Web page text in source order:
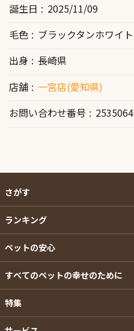
誕生日
2025/11/09
毛色
ブラックタンホワイト
出身
長崎県
店舗
一宮店(愛知県)
お問い合わせ番号
2535064
さがす
ランキング
ペットの安心
すべてのペットの幸せのために
特集